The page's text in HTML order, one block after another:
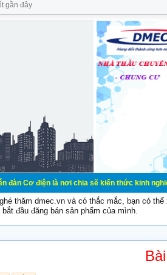
điện là nơi chia sẽ kiến thức kinh nghiệm
thăm dmec.vn và có thắc mắc, bạn có
bắt đầu đăng bán sản phẩm của mình.
gần đây